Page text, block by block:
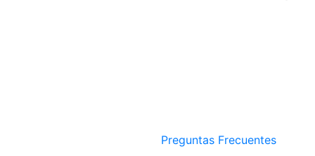
Preguntas Frecuentes